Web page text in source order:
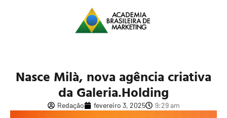
Nasce Milà, nova agência criativa
da Galeria.Holding
Redação fevereiro 3, 2025 9:29 am